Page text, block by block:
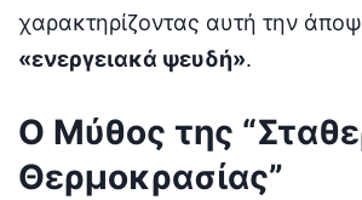
χαρακτηρίζοντας αυτή την
«ενεργειακά ψευδή».
Ο Μύθος της
Θερμοκρασίας”